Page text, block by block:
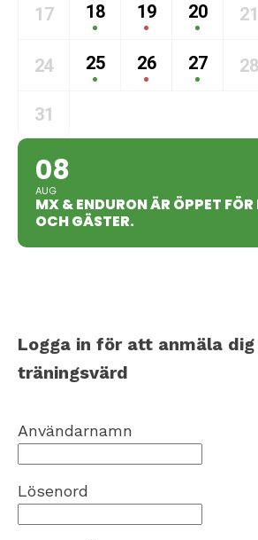
17 18 19 20 21
24 25 26 27 28
31
08
AUG
MX & ENDURON ÄR ÖPPET
OCH GÄSTER.
Logga in för att anmäla dig
träningsvärd
Användarnamn
Lösenord